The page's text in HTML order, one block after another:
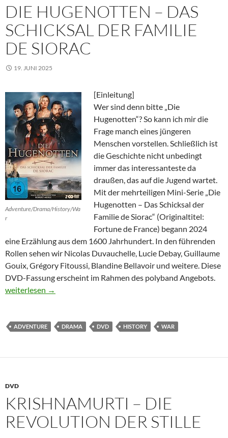
DIE HUGENOTTEN – DAS
SCHICKSAL DER FAMILIE
DE SIORAC
19. JUNI 2025
Adventure/Drama/History/Wa
r
[Einleitung]
Wer sind denn bitte „Die
Hugenotten“? So kann ich mir die
Frage manch eines jüngeren
Menschen vorstellen. Schließlich ist
die Geschichte nicht unbedingt
immer das interessanteste da
draußen, das auf die Jugend wartet.
Mit der mehrteiligen Mini-Serie „Die
Hugenotten – Das Schicksal der
Familie de Siorac“ (Originaltitel:
Fortune de France) begann 2024
eine Erzählung aus dem 1600 Jahrhundert. In den führenden
Rollen sehen wir Nicolas Duvauchelle, Lucie Debay, Guillaume
Gouix, Grégory Fitoussi, Blandine Bellavoir und weitere. Diese
DVD-Fassung erscheint im Rahmen des polyband Angebots.
Die Hugenotten – Das Schicksal der Familie de Siorac
weiterlesen →
ADVENTURE DRAMA DVD HISTORY WAR
DVD
KRISHNAMURTI – DIE
REVOLUTION DER STILLE